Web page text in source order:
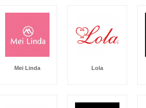
Mei Linda Lola